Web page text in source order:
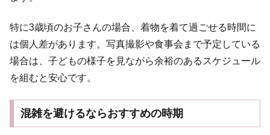
特に3歳頃のお子さんの場合、着物を着て過ごせる時間に
は個人差があります。写真撮影や食事会まで予定している
場合は、子どもの様子を見ながら余裕のあるスケジュール
を組むと安心です。
混雑を避けるならおすすめの時期